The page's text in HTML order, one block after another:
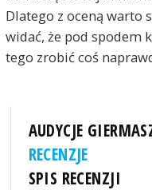
Dlatego z oceną warto
widać, że pod spodem
tego zrobić coś
AUDYCJE
RECENZJE
SPIS RECENZJI